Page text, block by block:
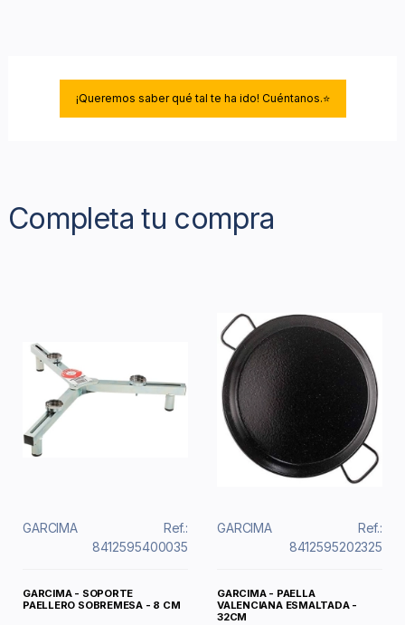
¡Queremos saber qué tal te ha ido! Cuéntanos.⭐
Completa tu compra
GARCIMA
Ref.:
8412595400035
GARCIMA - SOPORTE
PAELLERO SOBREMESA - 8 CM
GARCIMA
Ref.:
8412595202325
GARCIMA - PAELLA
VALENCIANA ESMALTADA -
32CM